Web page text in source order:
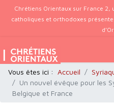
Chrétiens Orientaux sur France 2,
catholiques et orthodoxes
Vous êtes ici : Accueil
Un nouvel évêque pour les
Belgique et France